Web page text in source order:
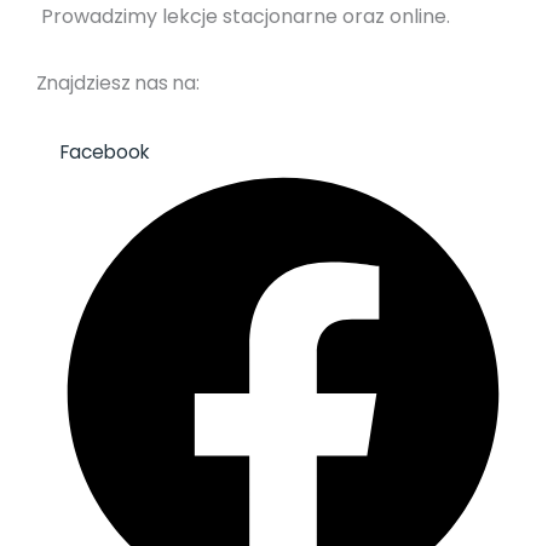
Prowadzimy lekcje stacjonarne oraz online.
Znajdziesz nas na:
Facebook